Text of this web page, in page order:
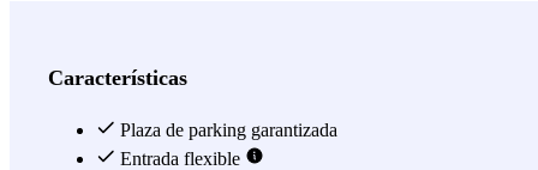
Características
Plaza de parking garantizada
Entrada flexible